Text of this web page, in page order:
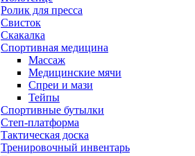
Ролик для пресса
Свисток
Скакалка
Спортивная медицина
Массаж
Медицинские мячи
Спреи и мази
Тейпы
Спортивные бутылки
Степ-платформа
Тактическая доска
Тренировочный инвентарь